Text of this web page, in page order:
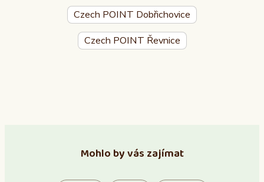
Czech POINT Dobřichovice
Czech POINT Řevnice
Mohlo by vás zajímat